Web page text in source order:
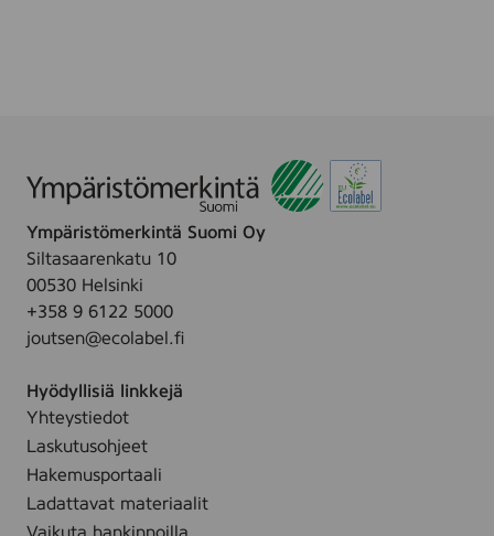
Ympäristömerkintä Suomi Oy
Siltasaarenkatu 10
00530 Helsinki
+358 9 6122 5000
joutsen@ecolabel.fi
Hyödyllisiä linkkejä
Yhteystiedot
Laskutusohjeet
Hakemusportaali
Ladattavat materiaalit